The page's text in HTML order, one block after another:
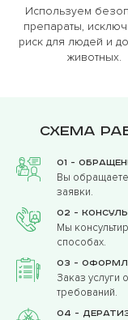
Используем
препараты,
риск для людей и
животных.
Схема
01 -
Вы
заявки.
02 -
Мы
способах.
03 -
Заказ услуги
требований.
04 -